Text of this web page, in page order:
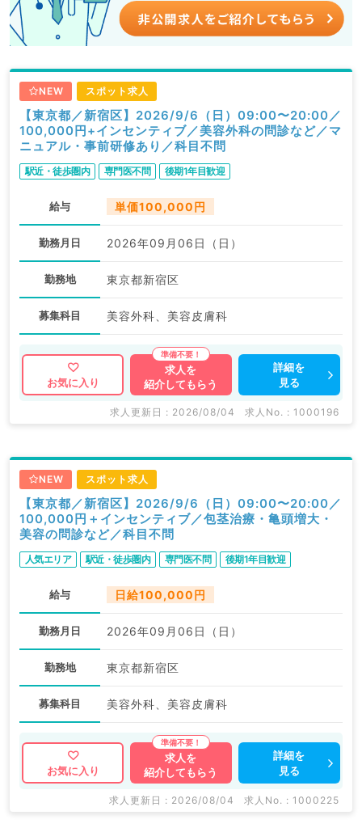
NEW スポット求人
【東京都／新宿区】2026/9/6（日）09:00〜20:00／
100,000円+インセンティブ／美容外科の問診など／マ
ニュアル・事前研修あり／科目不問
駅近・徒歩圏内 専門医不問 後期1年目歓迎
給与 単価100,000円
勤務月日 2026年09月06日（日）
勤務地 東京都新宿区
募集科目 美容外科、美容皮膚科
お気に入り
求人を
紹介してもらう
詳細を
見る
求人更新日 : 2026/08/04 求人No. : 1000196
NEW スポット求人
【東京都／新宿区】2026/9/6（日）09:00〜20:00／
100,000円＋インセンティブ／包茎治療・亀頭増大・
美容の問診など／科目不問
人気エリア 駅近・徒歩圏内 専門医不問 後期1年目歓迎
給与 日給100,000円
勤務月日 2026年09月06日（日）
勤務地 東京都新宿区
募集科目 美容外科、美容皮膚科
お気に入り
求人を
紹介してもらう
詳細を
見る
求人更新日 : 2026/08/04 求人No. : 1000225